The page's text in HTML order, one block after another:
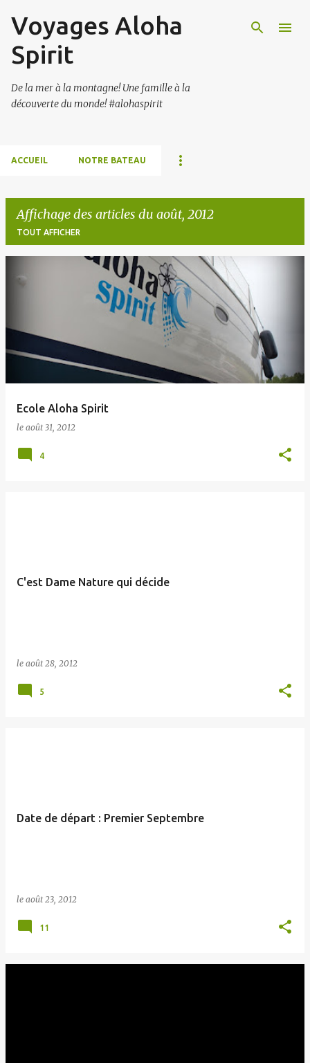
Accéder au contenu principal
Voyages Aloha
Spirit
De la mer à la montagne! Une famille à la
découverte du monde! #alohaspirit
ACCUEIL NOTRE BATEAU
Affichage des articles du août, 2012
TOUT AFFICHER
c
Ecole Aloha Spirit
le août 31, 2012
4
C'est Dame Nature qui décide
le août 28, 2012
5
Date de départ : Premier Septembre
le août 23, 2012
11